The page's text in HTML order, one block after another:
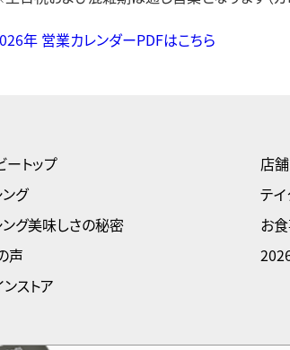
年 営業カレンダーPDFはこちら
ートップ
グ
ング美味しさの秘密
声
ストア
店
テ
お